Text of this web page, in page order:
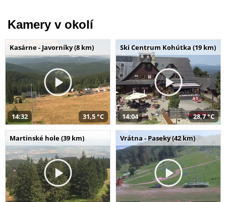
Kamery v okolí
Kasárne - Javorníky (8 km)
14:32 31,5 °C
Ski Centrum Kohútka (19 km)
14:04 28,7 °C
Martinské hole (39 km) Vrátna - Paseky (42 km)